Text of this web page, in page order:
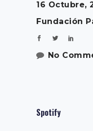
16 Octubre,
Fundación
No
Spotify